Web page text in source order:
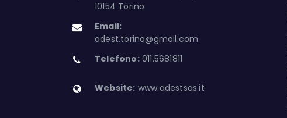
10154 Torino
Email:
adest.torino@gmail.com
Telefono:011.5681811
Website: www.adestsas.it